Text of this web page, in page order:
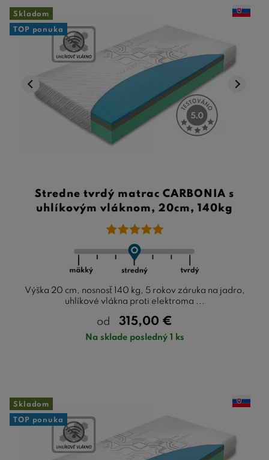
Skladom
TOP ponuka
Stredne tvrdý matrac CARBONIA s
uhlíkovým vláknom, 20cm, 140kg
Výška 20 cm, nosnosť 140 kg, 5 rokov záruka na jadro,
uhlíkové vlákna proti elektroma ...
od 315,00 €
Na sklade posledný 1 ks
Skladom
TOP ponuka